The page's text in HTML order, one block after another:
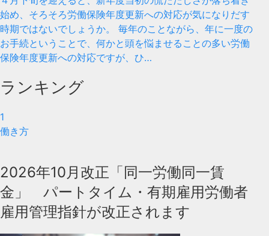
始め、そろそろ労働保険年度更新への対応が気になりだす
時期ではないでしょうか。 毎年のことながら、年に一度の
お手続ということで、何かと頭を悩ませることの多い労働
保険年度更新への対応ですが、ひ…
ランキング
1
働き方
2026年10月改正「同一労働同一賃
金」 パートタイム・有期雇用労働者
雇用管理指針が改正されます